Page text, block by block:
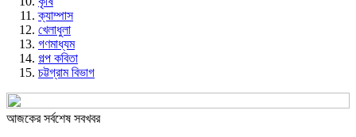
ক্যাম্পাস
খেলাধুলা
গণমাধ্যম
গল্প ক‌বিতা
চট্টগ্রাম বিভাগ
আজকের সর্বশেষ সবখবর